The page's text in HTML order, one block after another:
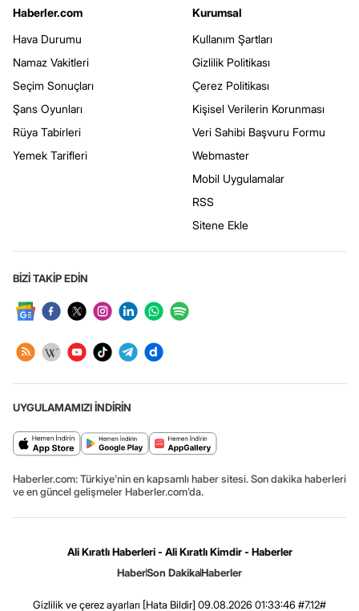
Haberler.com
Hava Durumu
Namaz Vakitleri
Seçim Sonuçları
Şans Oyunları
Rüya Tabirleri
Yemek Tarifleri
Kurumsal
Kullanım Şartları
Gizlilik Politikası
Çerez Politikası
Kişisel Verilerin Korunması
Veri Sahibi Başvuru Formu
Webmaster
Mobil Uygulamalar
RSS
Sitene Ekle
BİZİ TAKİP EDİN
UYGULAMAMIZI İNDİRİN
Haberler.com: Türkiye’nin en kapsamlı haber sitesi. Son dakika haberleri
ve en güncel gelişmeler Haberler.com’da.
Ali Kıratlı Haberleri - Ali Kıratlı Kimdir - Haberler
HaberSon DakikaHaberler
Gizlilik ve çerez ayarları [Hata Bildir] 09.08.2026 01:33:46 #7.12#